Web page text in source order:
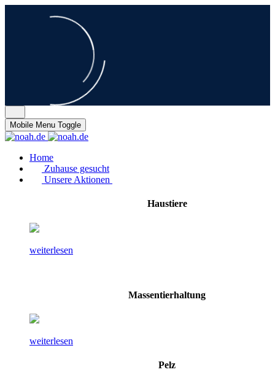
Mobile Menu Toggle
Home
Zuhause gesucht
Unsere Aktionen
Haustiere
weiterlesen
Massentierhaltung
weiterlesen
Pelz